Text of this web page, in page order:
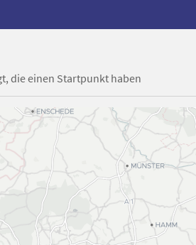
die einen Startpunkt haben